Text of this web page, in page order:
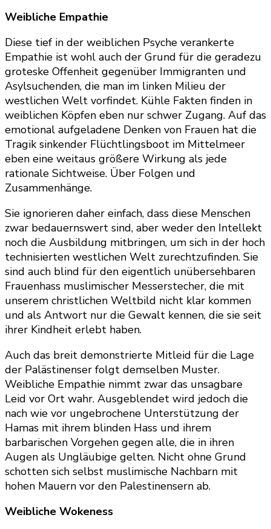
Weibliche Empathie
Diese tief in der weiblichen Psyche verankerte
Empathie ist wohl auch der Grund für die geradezu
groteske Offenheit gegenüber Immigranten und
Asylsuchenden, die man im linken Milieu der
westlichen Welt vorfindet. Kühle Fakten finden in
weiblichen Köpfen eben nur schwer Zugang. Auf das
emotional aufgeladene Denken von Frauen hat die
Tragik sinkender Flüchtlingsboot im Mittelmeer
eben eine weitaus größere Wirkung als jede
rationale Sichtweise. Über Folgen und
Zusammenhänge.
Sie ignorieren daher einfach, dass diese Menschen
zwar bedauernswert sind, aber weder den Intellekt
noch die Ausbildung mitbringen, um sich in der hoch
technisierten westlichen Welt zurechtzufinden. Sie
sind auch blind für den eigentlich unübersehbaren
Frauenhass muslimischer Messerstecher, die mit
unserem christlichen Weltbild nicht klar kommen
und als Antwort nur die Gewalt kennen, die sie seit
ihrer Kindheit erlebt haben.
Auch das breit demonstrierte Mitleid für die Lage
der Palästinenser folgt demselben Muster.
Weibliche Empathie nimmt zwar das unsagbare
Leid vor Ort wahr. Ausgeblendet wird jedoch die
nach wie vor ungebrochene Unterstützung der
Hamas mit ihrem blinden Hass und ihrem
barbarischen Vorgehen gegen alle, die in ihren
Augen als Ungläubige gelten. Nicht ohne Grund
schotten sich selbst muslimische Nachbarn mit
hohen Mauern vor den Palestinensern ab.
Weibliche Wokeness